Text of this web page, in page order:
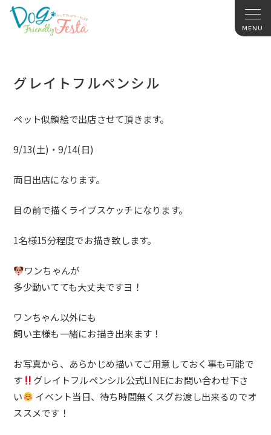
グレイトフルペンシル
ペット似顔絵で出店させて頂きます。
9/13(土)・9/14(日)
両日出店になります。
目の前で描くライブスケッチになります。
1名様15分程度でお描き致します。
ワンちゃんが
多少動いてても大丈夫ですヨ！
ワンちゃん以外にも
飼い主様も一緒にお描き出来ます！
お写真から、あらかじめ描いてご用意しておく事も可能で
す
グレイトフルペンシル公式LINEにお問い合わせ下さ
い
イベント当日、待ち時間無くスグお渡し出来るのでオ
ススメです！